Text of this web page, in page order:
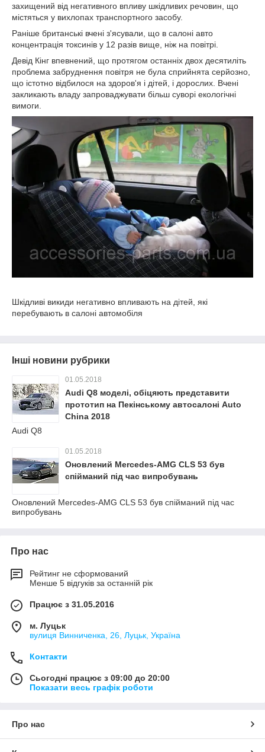
захищений від негативного впливу шкідливих речовин, що
містяться у вихлопах транспортного засобу.
Раніше британські вчені з'ясували, що в салоні авто
концентрація токсинів у 12 разів вище, ніж на повітрі.
Девід Кінг впевнений, що протягом останніх двох десятиліть
проблема забруднення повітря не була сприйнята серйозно,
що істотно відбилося на здоров'я і дітей, і дорослих. Вчені
закликають владу запроваджувати більш суворі екологічні
вимоги.
Шкідливі викиди негативно впливають на дітей, які
перебувають в салоні автомобіля
Інші новини рубрики
01.05.2018
Audi Q8 моделі, обіцяють представити
прототип на Пекінському автосалоні Auto
China 2018
Audi Q8
01.05.2018
Оновлений Mercedes-AMG CLS 53 був
спійманий під час випробувань
Оновлений Mercedes-AMG CLS 53 був спійманий під час
випробувань
Про нас
Рейтинг не сформований
Менше 5 відгуків за останній рік
Працює з 31.05.2016
м. Луцьк
вулиця Винниченка, 26, Луцьк, Україна
Контакти
Сьогодні працює з 09:00 до 20:00
Показати весь графік роботи
Про нас